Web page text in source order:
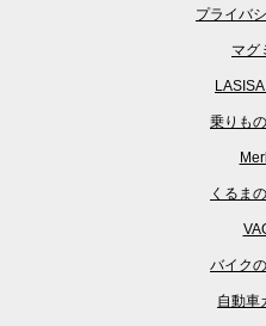
プライバ
マグ
乗りも
くるま
バイク
自動車